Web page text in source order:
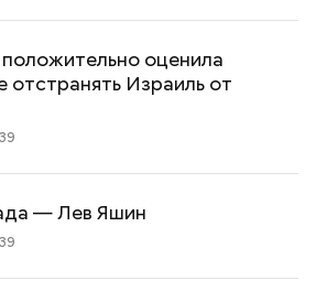
оценила
Израиль от
— Лев Яшин